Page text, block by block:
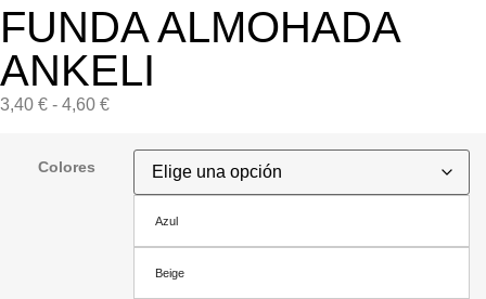
FUNDA ALMOHADA
ANKELI
3,40 € - 4,60 €
Colores
Azul
Beige